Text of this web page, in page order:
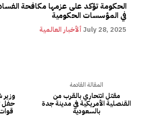
الحكومة تؤكد على عزمها مكافحة
في المؤسسات الحكومية
ألأخبار العالمية July 28, 2025
وزير
حفل
المقالة القادمة
مقتل انتحاري بالقرب من
القنصلية الأمريكية في مدينة جدة
بالسعودية